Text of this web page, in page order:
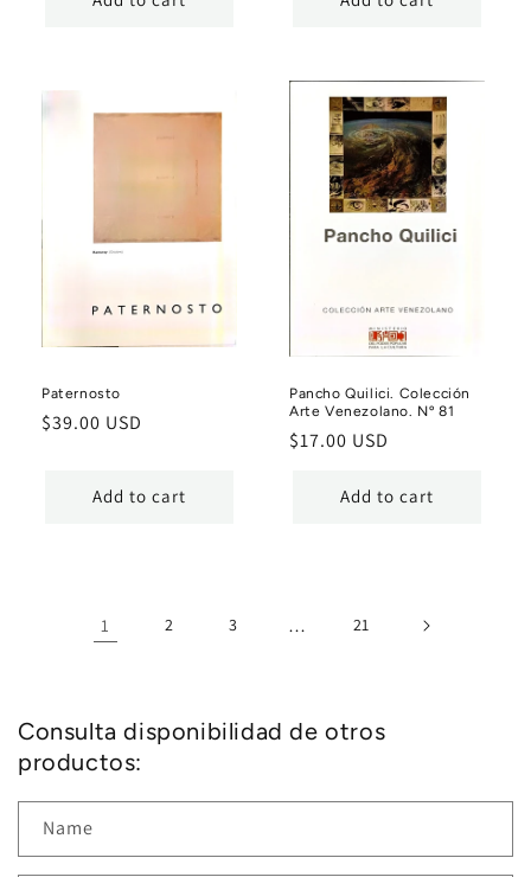
Paternosto
Regular
$39.00 USD
Add to cart
Pancho Quilici. Colección
Arte Venezolano. Nº 81
Regular
$17.00 USD
Add to cart
1 2 3 … 21
Consulta disponibilidad de otros
productos:
Name